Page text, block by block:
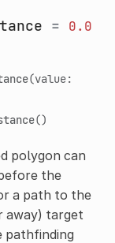
= 0.0
(value:
()
polygon can
the
a path to the
away) target
pathfinding